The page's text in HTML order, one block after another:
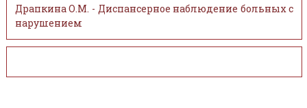
Драпкина О.М. - Диспансерное наблюдение больных с
нарушением